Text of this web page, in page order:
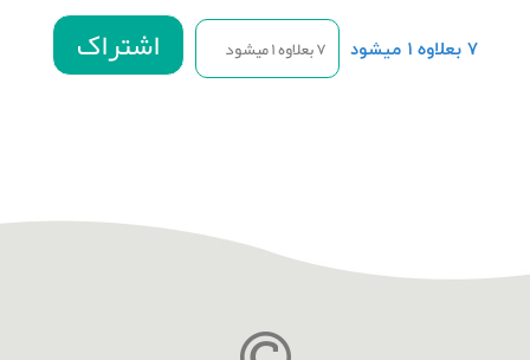
۷ بعلاوه ۱ میشود